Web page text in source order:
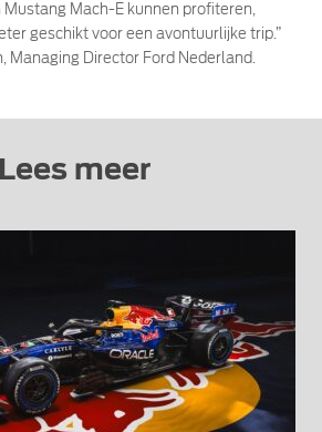
Mustang Mach-E kunnen profiteren,
geschikt voor een avontuurlijke trip.”
Managing Director Ford Nederland.
Lees meer